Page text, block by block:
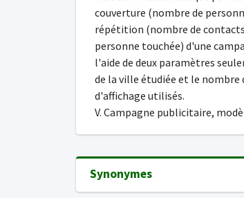
couverture (nombre de
répétition (nombre de
personne touchée) d'une
l'aide de deux paramètres
de la ville étudiée et le nombre
d'affichage utilisés.
V. Campagne publicitaire,
Synonymes